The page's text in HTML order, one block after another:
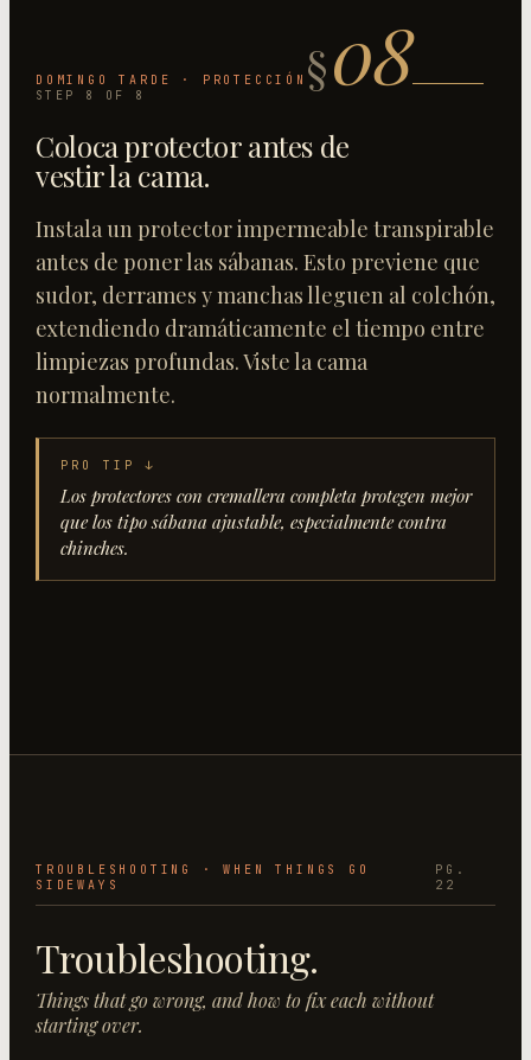
DOMINGO TARDE · PROTECCIÓN §08
STEP 8 OF 8
Coloca protector antes de
vestir la cama.
Instala un protector impermeable transpirable
antes de poner las sábanas. Esto previene que
sudor, derrames y manchas lleguen al colchón,
extendiendo dramáticamente el tiempo entre
limpiezas profundas. Viste la cama
normalmente.
PRO TIP ↓
Los protectores con cremallera completa protegen mejor
que los tipo sábana ajustable, especialmente contra
chinches.
TROUBLESHOOTING · WHEN THINGS GO
SIDEWAYS
PG.
22
Troubleshooting.
Things that go wrong, and how to fix each without
starting over.